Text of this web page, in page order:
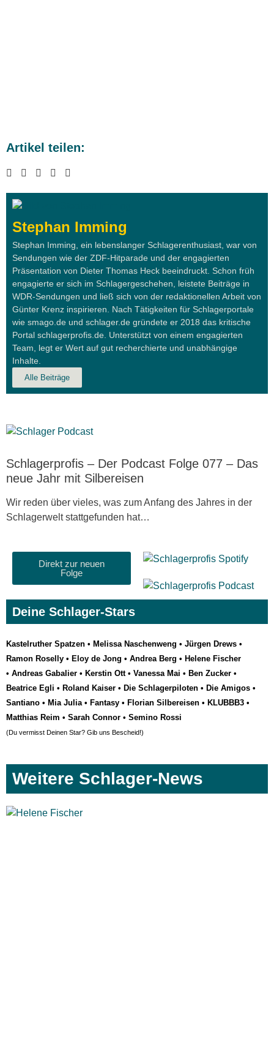
Artikel teilen:
Stephan Imming
Stephan Imming, ein lebenslanger Schlagerenthusiast, war von
Sendungen wie der ZDF-Hitparade und der engagierten
Präsentation von Dieter Thomas Heck beeindruckt. Schon früh
engagierte er sich im Schlagergeschehen, leistete Beiträge in
WDR-Sendungen und ließ sich von der redaktionellen Arbeit von
Günter Krenz inspirieren. Nach Tätigkeiten für Schlagerportale
wie smago.de und schlager.de gründete er 2018 das kritische
Portal schlagerprofis.de. Unterstützt von einem engagierten
Team, legt er Wert auf gut recherchierte und unabhängige
Inhalte.
Alle Beiträge
Schlagerprofis – Der Podcast Folge 077 – Das
neue Jahr mit Silbereisen
Wir reden über vieles, was zum Anfang des Jahres in der
Schlagerwelt stattgefunden hat…
Direkt zur neuen
Folge
Deine Schlager-Stars
Kastelruther Spatzen • Melissa Naschenweng • Jürgen Drews •
Ramon Roselly • Eloy de Jong • Andrea Berg • Helene Fischer
• Andreas Gabalier • Kerstin Ott• Vanessa Mai • Ben Zucker •
Beatrice Egli • Roland Kaiser • Die Schlagerpiloten • Die Amigos •
Santiano • Mia Julia• Fantasy • Florian Silbereisen • KLUBBB3 •
Matthias Reim • Sarah Connor • Semino Rossi
(Du vermisst Deinen Star? Gib uns Bescheid!)
Weitere Schlager-News